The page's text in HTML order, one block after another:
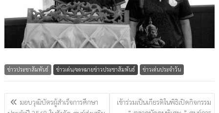
ข่าวประชาสัมพันธ์ ข่าวเด่น/จดหมายข่าวประชาสัมพันธ์ ข่าวเด่นประจำวัน
แนะแนว
มอบวุฒิบัตรผู้สำเร็จการศึกษา
เข้าร่วมเป็นเกียรติในพิธิเปิดกิจกรรม